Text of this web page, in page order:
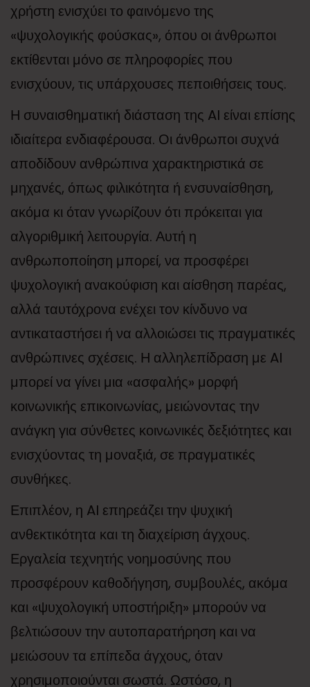
χρήστη ενισχύει το φαινόμενο της
«ψυχολογικής φούσκας», όπου οι άνθρωποι
εκτίθενται μόνο σε πληροφορίες που
ενισχύουν, τις υπάρχουσες πεποιθήσεις τους.
Η συναισθηματική διάσταση της AI είναι επίσης
ιδιαίτερα ενδιαφέρουσα. Οι άνθρωποι συχνά
αποδίδουν ανθρώπινα χαρακτηριστικά σε
μηχανές, όπως φιλικότητα ή ενσυναίσθηση,
ακόμα κι όταν γνωρίζουν ότι πρόκειται για
αλγοριθμική λειτουργία. Αυτή η
ανθρωποποίηση μπορεί, να προσφέρει
ψυχολογική ανακούφιση και αίσθηση παρέας,
αλλά ταυτόχρονα ενέχει τον κίνδυνο να
αντικαταστήσει ή να αλλοιώσει τις πραγματικές
ανθρώπινες σχέσεις. Η αλληλεπίδραση με AI
μπορεί να γίνει μια «ασφαλής» μορφή
κοινωνικής επικοινωνίας, μειώνοντας την
ανάγκη για σύνθετες κοινωνικές δεξιότητες και
ενισχύοντας τη μοναξιά, σε πραγματικές
συνθήκες.
Επιπλέον, η AI επηρεάζει την ψυχική
ανθεκτικότητα και τη διαχείριση άγχους.
Εργαλεία τεχνητής νοημοσύνης που
προσφέρουν καθοδήγηση, συμβουλές, ακόμα
και «ψυχολογική υποστήριξη» μπορούν να
βελτιώσουν την αυτοπαρατήρηση και να
μειώσουν τα επίπεδα άγχους, όταν
χρησιμοποιούνται σωστά. Ωστόσο, η